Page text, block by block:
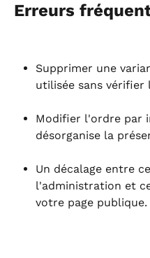
Erreurs
Supprimer une
utilisée sans vérifier
Modifier l'ordre par
désorganise la
Un décalage entre
l'administration et
votre page publique.